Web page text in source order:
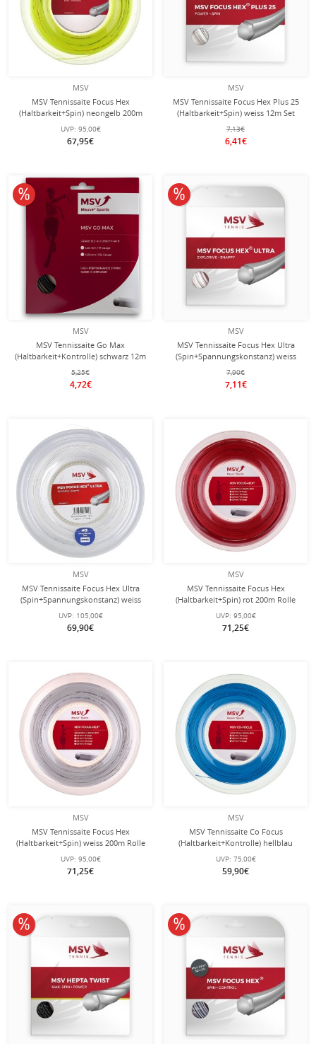
MSV
MSV Tennissaite Focus Hex
(Haltbarkeit+Spin) neongelb 200m
Rolle
UVP: 95,00€
67,95€
MSV
MSV Tennissaite Focus Hex Plus 25
(Haltbarkeit+Spin) weiss 12m Set
7,13€
6,41€
MSV
MSV Tennissaite Go Max
(Haltbarkeit+Kontrolle) schwarz 12m
Set
5,25€
4,72€
10% reduziert
MSV
MSV Tennissaite Focus Hex Ultra
(Spin+Spannungskonstanz) weiss
12m Set
7,90€
7,11€
10% reduziert
MSV
MSV Tennissaite Focus Hex Ultra
(Spin+Spannungskonstanz) weiss
200m Rolle
UVP: 105,00€
69,90€
MSV
MSV Tennissaite Focus Hex
(Haltbarkeit+Spin) rot 200m Rolle
UVP: 95,00€
71,25€
MSV
MSV Tennissaite Focus Hex
(Haltbarkeit+Spin) weiss 200m Rolle
UVP: 95,00€
71,25€
MSV
MSV Tennissaite Co Focus
(Haltbarkeit+Kontrolle) hellblau
200m Rolle
UVP: 75,00€
59,90€
10% reduziert 10% reduziert